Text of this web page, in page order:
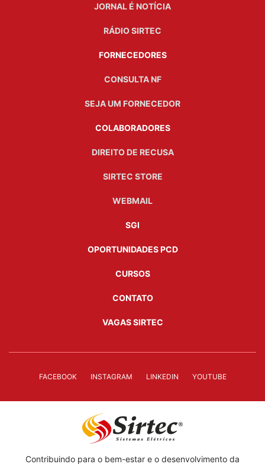
JORNAL É NOTÍCIA
RÁDIO SIRTEC
FORNECEDORES
CONSULTA NF
SEJA UM FORNECEDOR
COLABORADORES
DIREITO DE RECUSA
SIRTEC STORE
WEBMAIL
SGI
OPORTUNIDADES PCD
CURSOS
CONTATO
VAGAS SIRTEC
FACEBOOK INSTAGRAM LINKEDIN YOUTUBE
Contribuindo para o bem-estar e o desenvolvimento da